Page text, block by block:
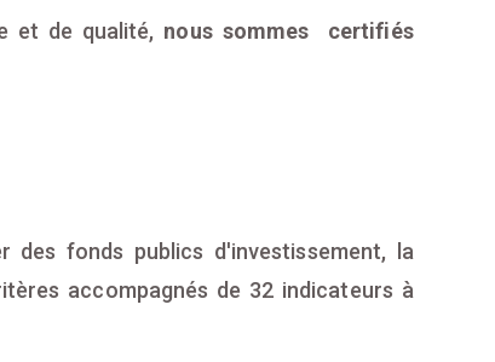
et de qualité, nous sommes certifiés
des fonds publics d'investissement, la
accompagnés de 32 indicateurs à